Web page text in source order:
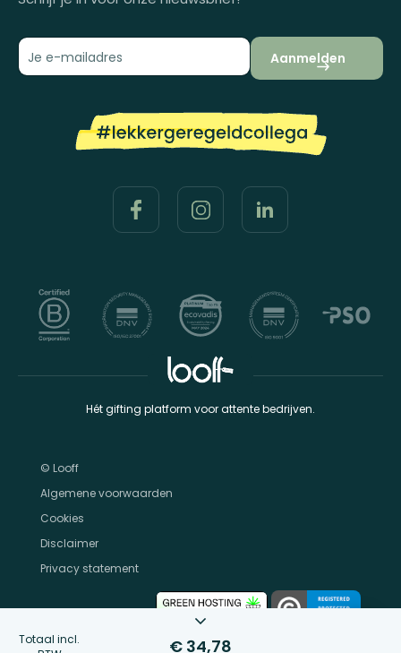
Totaal incl.
€ 34,78
Aanmelden
© Looff
Algemene voorwaarden
Cookies
Hét gifting platform voor attente bedrijven.
Disclaimer
Privacy statement